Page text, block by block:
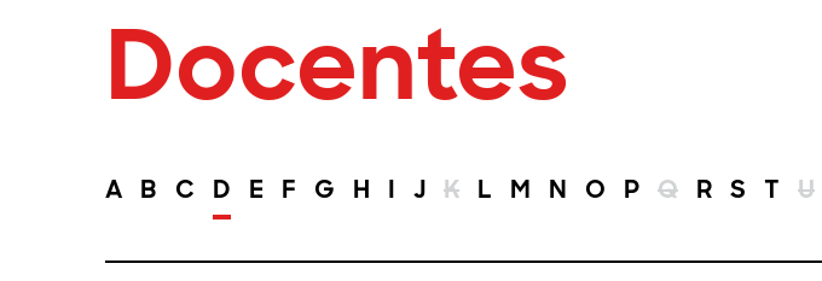
Docentes
A B C D E F G H I J K L M N O P Q R S T U